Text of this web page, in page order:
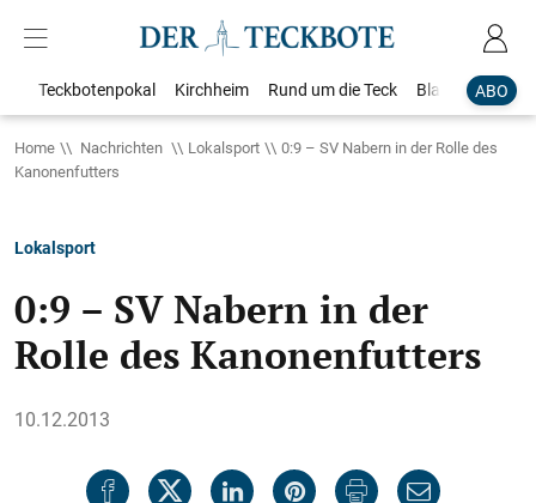
ABO
Teckbotenpokal Kirchheim Rund um die Teck Blaulicht
Home Nachrichten Lokalsport
0:9 – SV Nabern in der Rolle des
Kanonenfutters
Lokalsport
0:9 – SV Nabern in der
Rolle des Kanonenfutters
10.12.2013